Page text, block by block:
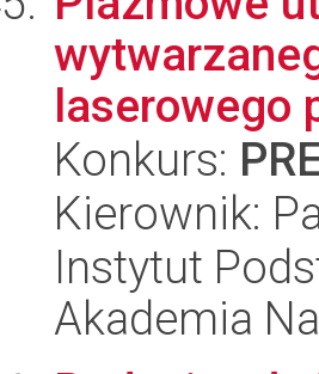
laserowego
Konkurs:
Kierownik:
Instytut
Akademia